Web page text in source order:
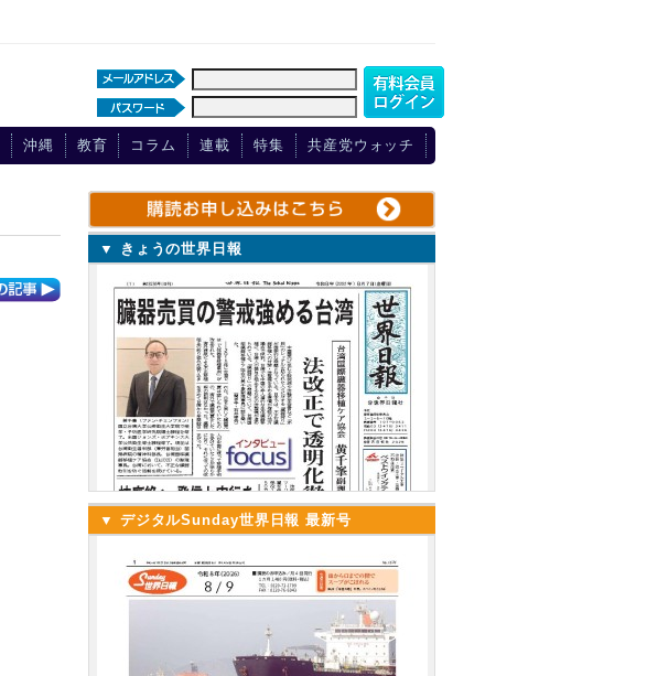
沖縄 教育 コラム 連載 特集 共産党ウォッチ
▼ きょうの世界日報
▼ デジタルSunday世界日報 最新号